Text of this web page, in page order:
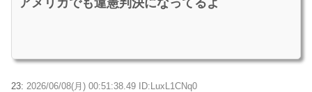
23: 2026/06/08(月) 00:51:38.49 ID:LuxL1CNq0